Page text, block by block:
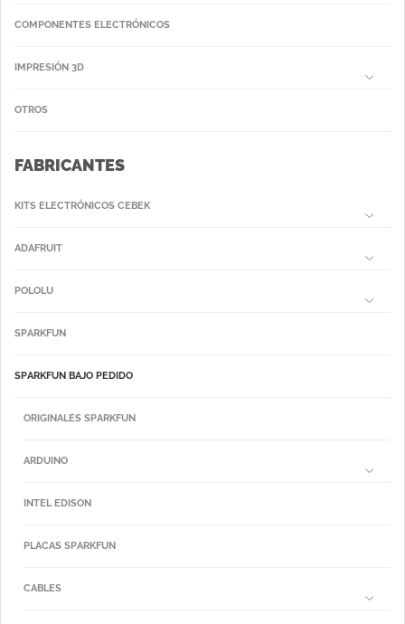
COMPONENTES ELECTRÓNICOS
IMPRESIÓN 3D
OTROS
FABRICANTES
KITS ELECTRÓNICOS CEBEK
ADAFRUIT
POLOLU
SPARKFUN
SPARKFUN BAJO PEDIDO
ORIGINALES SPARKFUN
ARDUINO
INTEL EDISON
PLACAS SPARKFUN
CABLES